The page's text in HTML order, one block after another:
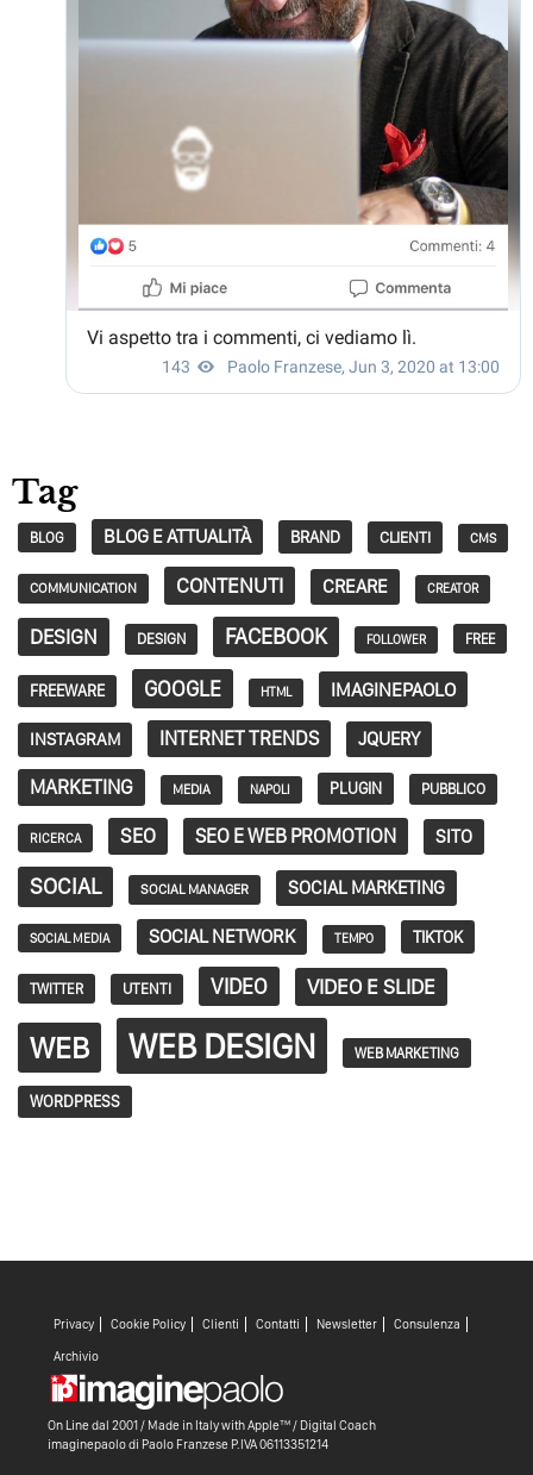
Tag
BLOG BLOG E ATTUALITÀ BRAND CLIENTI CMS
COMMUNICATION CONTENUTI CREARE CREATOR
DESIGN DESIGN FACEBOOK FOLLOWER FREE
FREEWARE GOOGLE HTML IMAGINEPAOLO
INSTAGRAM INTERNET TRENDS JQUERY
MARKETING MEDIA NAPOLI PLUGIN PUBBLICO
RICERCA SEO SEO E WEB PROMOTION SITO
SOCIAL SOCIAL MANAGER SOCIAL MARKETING
SOCIAL MEDIA SOCIAL NETWORK TEMPO TIKTOK
TWITTER UTENTI VIDEO VIDEO E SLIDE
WEB WEB DESIGN WEB MARKETING
WORDPRESS
Privacy Cookie Policy Clienti Contatti Newsletter Consulenza
Archivio
On Line dal 2001 / Made in Italy withApple™ / Digital Coach
imaginepaolo di Paolo Franzese P.IVA 06113351214